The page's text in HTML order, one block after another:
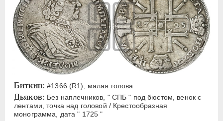
Биткин: #1366 (R1), малая голова
Дьяков: Без наплечников, " СПБ " под бюстом, венок с
лентами, точка над головой / Крестообразная
монограмма, дата " 1725 "